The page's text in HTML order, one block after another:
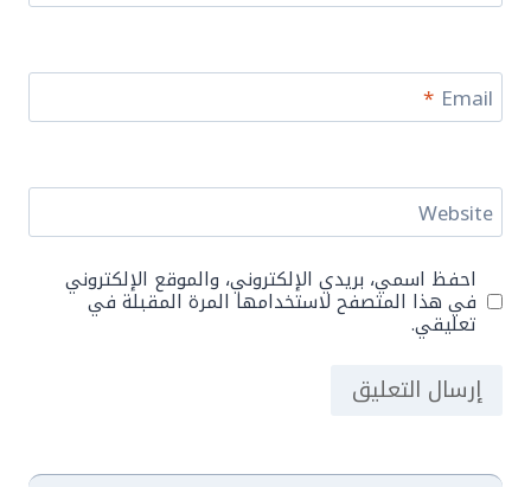
Email
*
Website
احفظ اسمي، بريدي الإلكتروني، والموقع الإلكتروني
في هذا المتصفح لاستخدامها المرة المقبلة في
تعليقي.